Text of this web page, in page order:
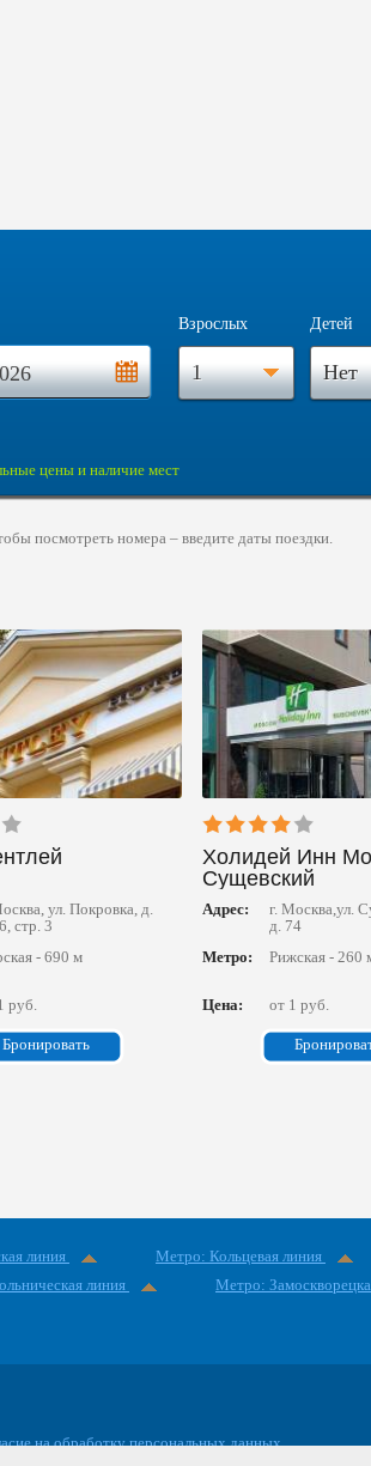
Взрослых
1
Детей
Нет
цены и наличие мест
посмотреть номера – введите даты поездки.
ул. Покровка, д.
стр. 3
- 690 м
руб.
Бронировать
Холидей Инн
Сущевский
Адрес:
г. Москва,ул.
д. 74
Метро:
Рижская - 260
Цена: от 1 руб.
линия Метро: Кольцевая линия
линия
Метро:
на обработку персональных данных